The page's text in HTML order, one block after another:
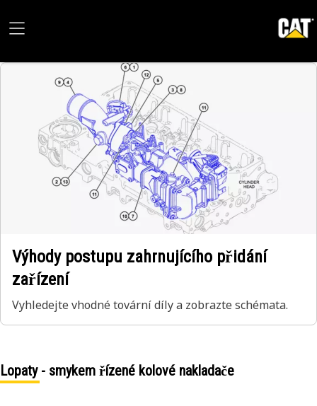
Výhody postupu zahrnujícího přidání
zařízení
Vyhledejte vhodné tovární díly a zobrazte schémata.
Lopaty - smykem řízené kolové nakladače